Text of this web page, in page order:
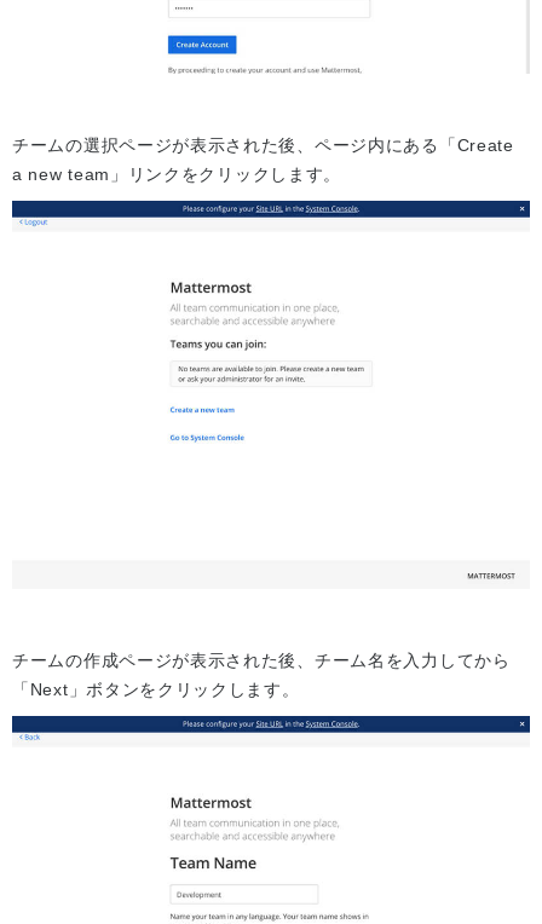
チームの選択ページが表示された後、ページ内にある「Create
a new team」リンクをクリックします。
チームの作成ページが表示された後、チーム名を入力してから
「Next」ボタンをクリックします。